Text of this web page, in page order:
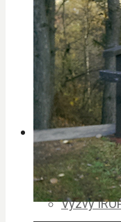
Výzvy
Výzvy